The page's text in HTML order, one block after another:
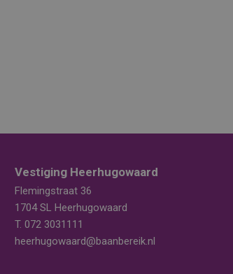
Vestiging Heerhugowaard
Flemingstraat 36
1704 SL Heerhugowaard
T. 072 3031111
heerhugowaard@baanbereik.nl